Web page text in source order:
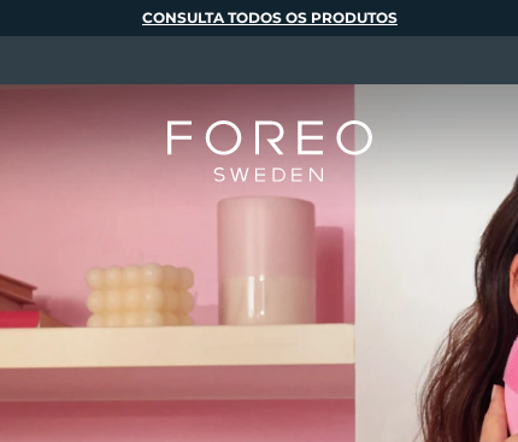
CONSULTA TODOS OS PRODUTOS